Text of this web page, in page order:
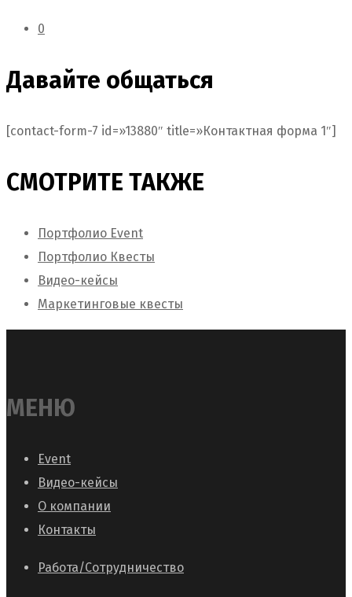
0
Давайте общаться
[contact-form-7 id=»13880″ title=»Контактная форма 1″]
СМОТРИТЕ ТАКЖЕ
Портфолио Event
Портфолио Квесты
Видео-кейсы
Маркетинговые квесты
МЕНЮ
Event
Видео-кейсы
О компании
Контакты
Работа/Сотрудничество